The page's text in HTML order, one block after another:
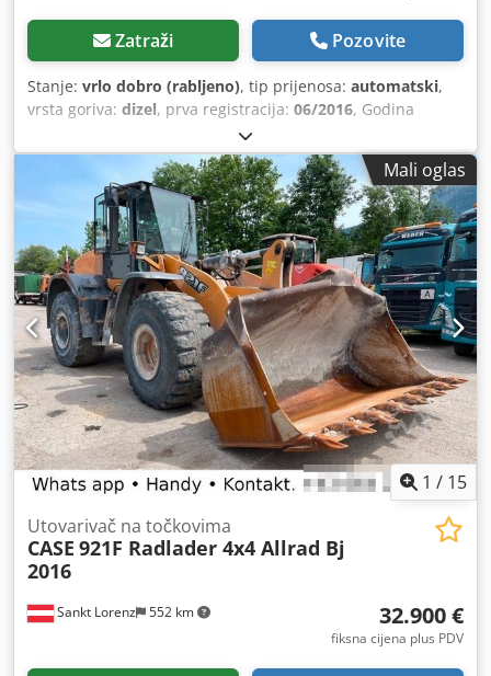
Zatraži Pozovite
Stanje: vrlo dobro (rabljeno), tip prijenosa: automatski,
vrsta goriva: dizel, prva registracija: 06/2016, Godina
2.058 h
Mali oglas
1 / 15
Sankt Lorenz 552 km
Utovarivač na točkovima
CASE 921F Radlader 4x4 Allrad Bj
2016
32.900 €
fiksna cijena plus PDV